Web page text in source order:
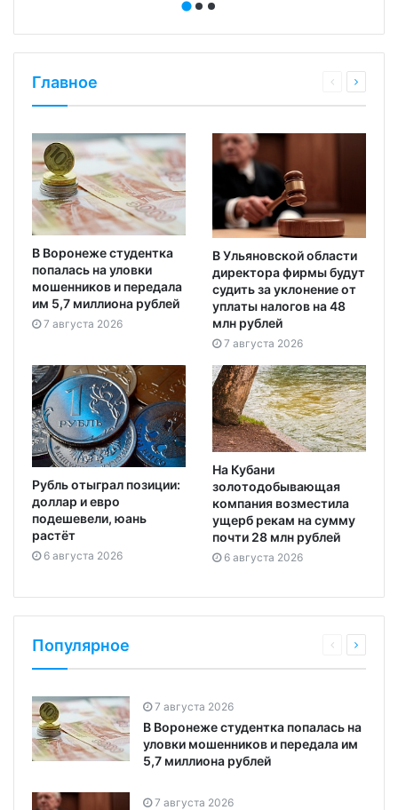
Главное
В Воронеже студентка
попалась на уловки
мошенников и передала
им 5,7 миллиона рублей
7 августа 2026
В Ульяновской области
директора фирмы будут
судить за уклонение от
уплаты налогов на 48
млн рублей
7 августа 2026
Рубль отыграл позиции:
доллар и евро
подешевели, юань
растёт
6 августа 2026
На Кубани
золотодобывающая
компания возместила
ущерб рекам на сумму
почти 28 млн рублей
6 августа 2026
Популярное
7 августа 2026
В Воронеже студентка попалась на
уловки мошенников и передала им
5,7 миллиона рублей
7 августа 2026